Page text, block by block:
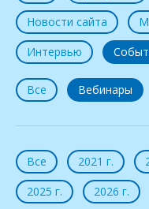
Новости сайта
Интервью
Все Вебинары
Все 2021 г.
2025 г.
2026 г.